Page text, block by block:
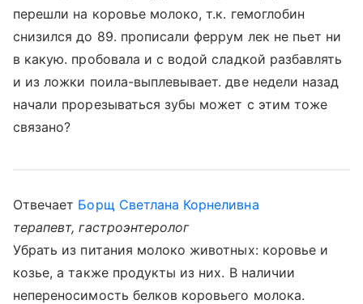
перешли на коровье молоко, т.к. гемоглобин
снизился до 89. прописали феррум лек не пьет ни
в какую. пробовала и с водой сладкой разбавлять
и из ложки поила-выплевывает. две недели назад
начали прорезываться зубы может с этим тоже
связано?
Отвечает Борщ Светлана Корнеливна
терапевт, гастроэнтеролог
Убрать из питания молоко животных: коровье и
козье, а также продукты из них. В наличии
непереносимость белков коровьего молока.